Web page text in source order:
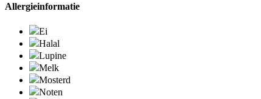
Allergieinformatie
Ei
Halal
Lupine
Melk
Mosterd
Noten